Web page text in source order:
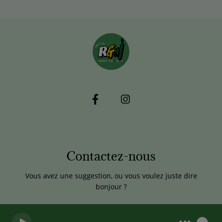
Contactez-nous
Vous avez une suggestion, ou vous voulez juste dire
bonjour ?